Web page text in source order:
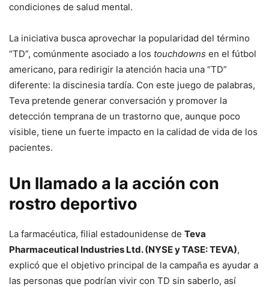
condiciones de salud mental.
La iniciativa busca aprovechar la popularidad del término
“TD”, comúnmente asociado a los touchdowns en el fútbol
americano, para redirigir la atención hacia una “TD”
diferente: la discinesia tardía. Con este juego de palabras,
Teva pretende generar conversación y promover la
detección temprana de un trastorno que, aunque poco
visible, tiene un fuerte impacto en la calidad de vida de los
pacientes.
Un llamado a la acción con
rostro deportivo
La farmacéutica, filial estadounidense de Teva
Pharmaceutical Industries Ltd. (NYSE y TASE: TEVA),
explicó que el objetivo principal de la campaña es ayudar a
las personas que podrían vivir con TD sin saberlo, así